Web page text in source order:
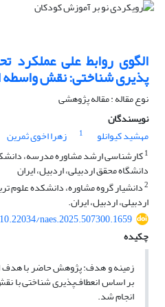
الگوی روابط علی عملکرد
پذیری شناختی: نقش
نوع مقاله : مقاله پژوهشی
نویسندگان
مهشید کیوانلو
1 زهرا اخوی ثمرین
1کارشناسی ارشد مشاوره مدرسه،
دانشگاه محقق اردبیلی، اردبیل، ایران
2دانشیار گروه مشاوره، دانشکده علوم
اردبیلی، اردبیل، ایران.
10.22034/naes.2025.507300.1659
چکیده
زمینه و هدف: پژوهش حاضر با هدف
بر اساس انعطاف‌پذیری شناختی با
انجام شد.